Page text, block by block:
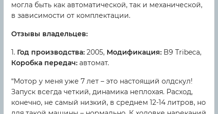
могла быть как автоматической, так и механической,
в зависимости от комплектации.
Отзывы владельцев:
1. Год производства: 2005, Модификация: B9 Tribeca,
Коробка передач: автомат.
“Мотор у меня уже 7 лет – это настоящий олдскул!
Запуск всегда четкий, динамика неплохая. Расход,
конечно, не самый низкий, в среднем 12-14 литров, но